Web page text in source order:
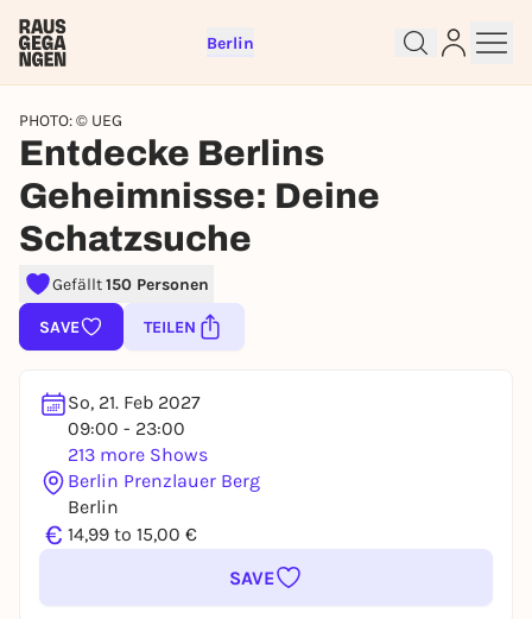
Berlin
PHOTO: © UEG
Entdecke Berlins
Geheimnisse: Deine
Schatzsuche
Gefällt150 Personen
SAVE TEILEN
So, 21. Feb 2027
09:00 - 23:00
213 more Shows
Berlin Prenzlauer Berg
Berlin
€ 14,99 to 15,00 €
SAVE
Sign up for free and get started
right away
lotteries, you need a free Rausgegangen account.
REGISTER FOR FREE NOW
You already have an account?